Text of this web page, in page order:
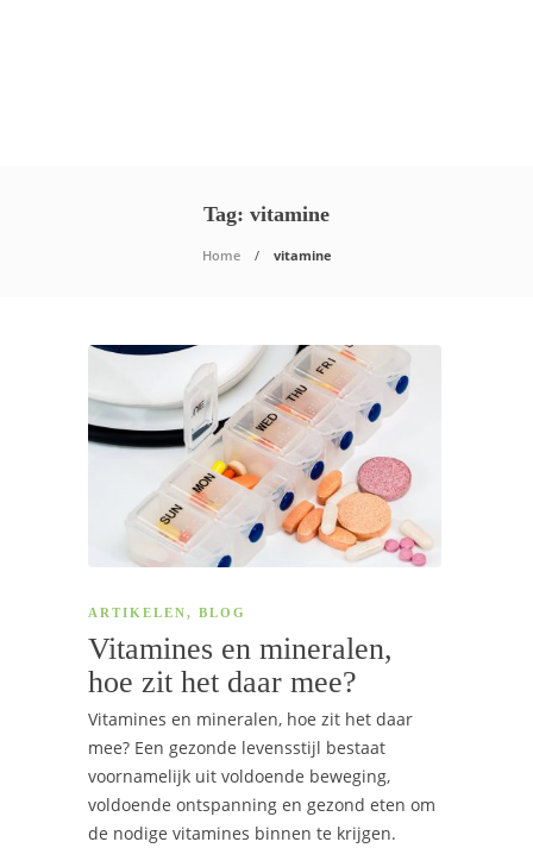
Tag: vitamine
Home vitamine
ARTIKELEN, BLOG
Vitamines en mineralen,
hoe zit het daar mee?
Vitamines en mineralen, hoe zit het daar
mee? Een gezonde levensstijl bestaat
voornamelijk uit voldoende beweging,
voldoende ontspanning en gezond eten om
de nodige vitamines binnen te krijgen.